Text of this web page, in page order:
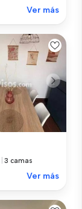
Ver más
|3 camas
Ver más